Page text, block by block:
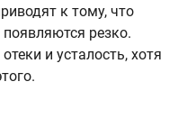
к тому, что
резко.
и усталость, хотя